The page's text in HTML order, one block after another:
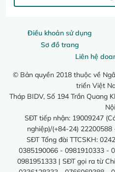
Điều khoản sử dụng
Sơ đồ trang
Liên hệ
© Bản quyền 2018 thuộc về
triển Việt
Tháp BIDV, Số 194 Trần Quang
Nội
SĐT tiếp nhận: 19009247
nghiệp)/(+84-24)
SĐT Tổng đài TTCSKH:
0385190066 - 0981910333 -
0981951333 | SĐT gọi ra từ